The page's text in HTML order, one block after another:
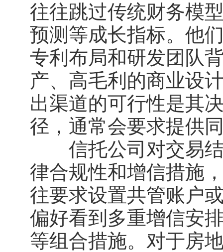
往往跳过传统财务模
预测等成长指标。他
专利布局和研发团队
产、高毛利的商业设
出渠道的可行性是其
径，通常会要求提供
信托公司对交易结
律合规性和增信措施
往要求设置共管账户
偏好看到多重增信安
等组合措施。对于房